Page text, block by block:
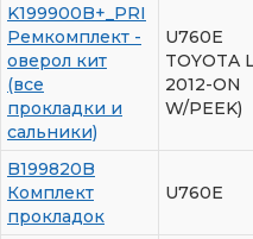
K199900B+_PRI
Ремкомплект -
оверол кит
(все
прокладки и
сальники)
U760E
TOYOTA
2012-ON
W/PEEK)
B199820B
Комплект
прокладок
U760E